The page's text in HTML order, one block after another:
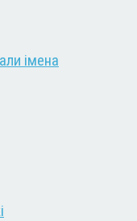
імена